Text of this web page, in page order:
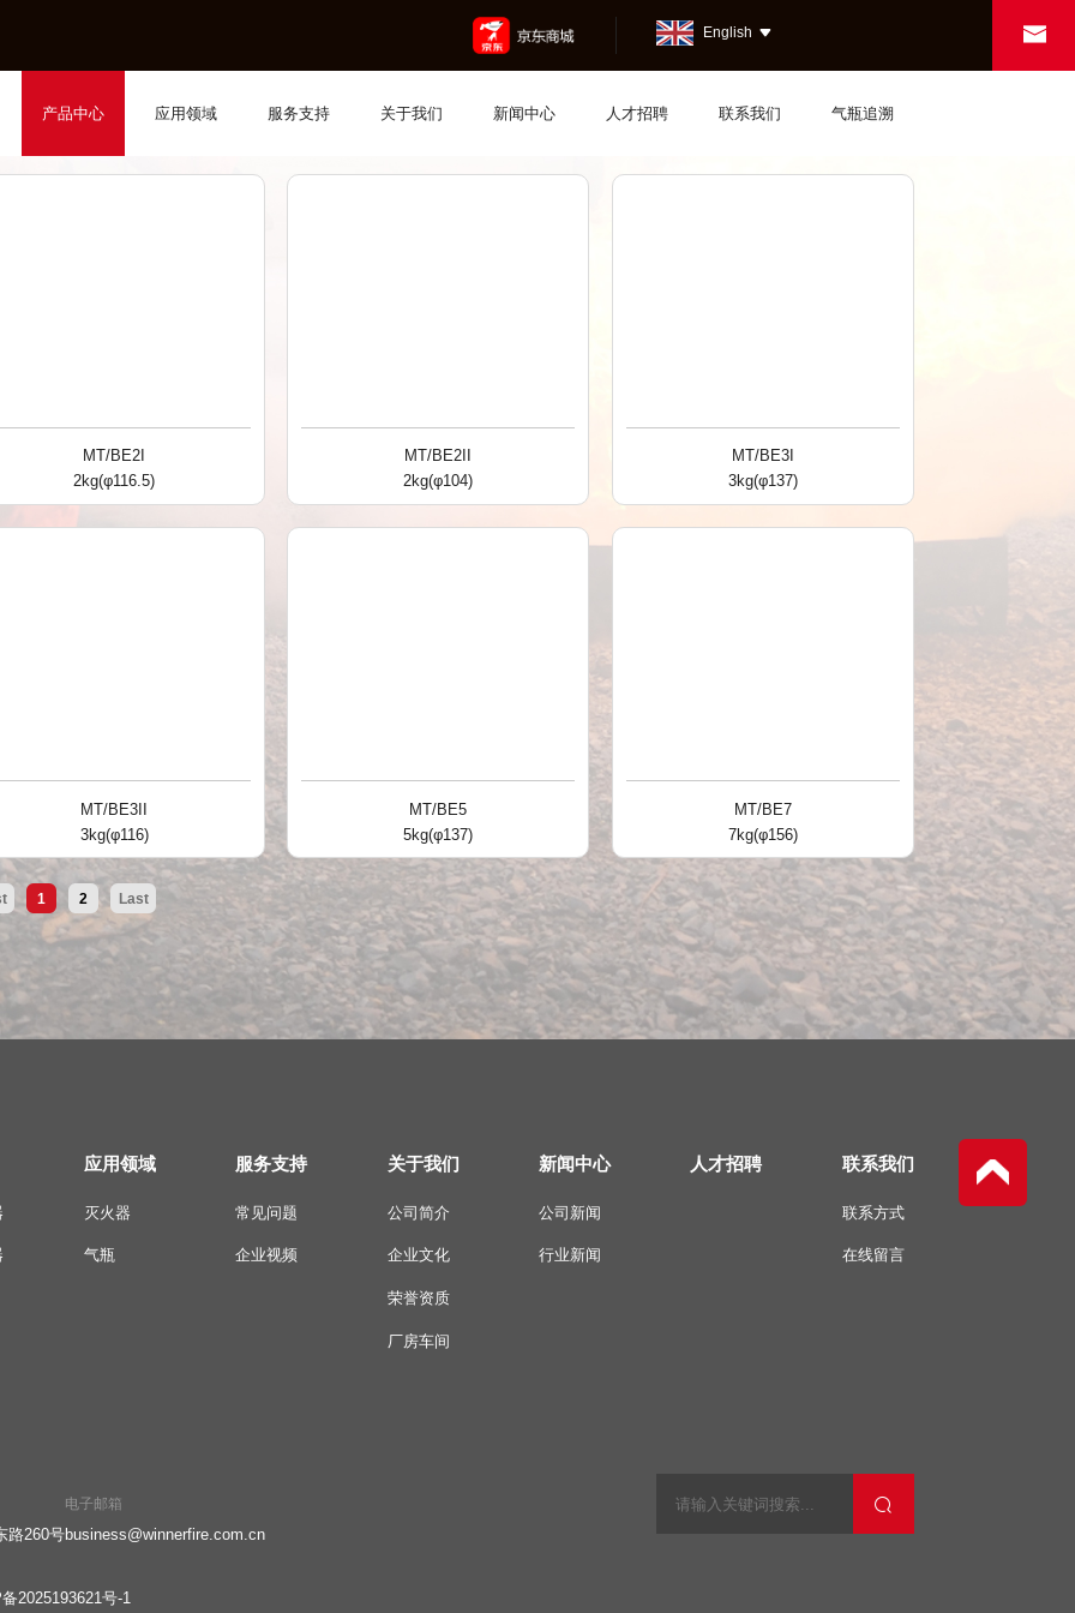
English  
产品中心 应用领域 服务支持 关于我们 新闻中心 人才招聘 联系我们 气瓶追溯
产品中心
MT/BE2I
2kg(φ116.5)
MT/BE2II
2kg(φ104)
MT/BE3I
3kg(φ137)
MT/BE3II
3kg(φ116)
MT/BE5
5kg(φ137)
MT/BE7
7kg(φ156)
1 2 Last
应用领域
灭火器
气瓶
服务支持
常见问题
企业视频
关于我们
公司简介
企业文化
荣誉资质
厂房车间
新闻中心
公司新闻
行业新闻
人才招聘 联系我们
联系方式
在线留言
路260号
电子邮箱
business@winnerfire.com.cn
2025193621号-1
